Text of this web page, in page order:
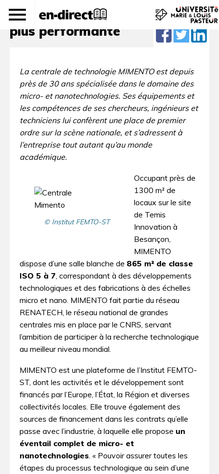
La centrale MIMENTO toujours
plus performante
La centrale de technologie MIMENTO est depuis
près de 30 ans spécialisée dans le domaine des
micro- et nanotechnologies. Ses équipements et
les compétences de ses chercheurs, ingénieurs et
techniciens lui confèrent une place de premier
ordre sur la scène nationale, et s’adressent à
l’entreprise tout autant qu’au monde
académique.
© Institut FEMTO-ST
Occupant près de
1300 m² de
locaux sur le site
de Temis
Innovation à
Besançon,
MIMENTO
dispose d’une salle blanche de 865 m² de classe
ISO 5 à 7, correspondant à des développements
technologiques et des fabrications à des échelles
micro et nano. MIMENTO fait partie du réseau
RENATECH, le réseau national de grandes
centrales mis en place par le CNRS, servant
l’ambition de participer à la recherche technologique
au meilleur niveau mondial.
MIMENTO est une plateforme de l’Institut FEMTO-
ST, dont les activités et le développement sont
financés par l’Europe, l’État, la Région et diverses
collectivités locales. Elle trouve également des
sources de financement dans les contrats qu’elle
passe avec l’industrie, à laquelle elle propose un
éventail complet de micro- et
nanotechnologies . « Pouvoir assurer toutes les
étapes du processus technologique au sein d’une